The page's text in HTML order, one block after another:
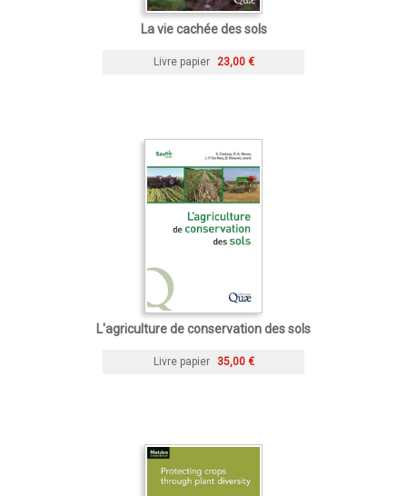
La vie cachée des sols
Livre papier 23,00 €
L'agriculture de conservation des sols
Livre papier 35,00 €